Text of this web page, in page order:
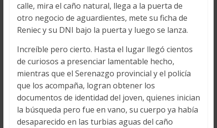
calle, mira el caño natural, llega a la puerta de
otro negocio de aguardientes, mete su ficha de
Reniec y su DNI bajo la puerta y luego se lanza.
Increíble pero cierto. Hasta el lugar llegó cientos
de curiosos a presenciar lamentable hecho,
mientras que el Serenazgo provincial y el policía
que los acompaña, logran obtener los
documentos de identidad del joven, quienes inician
la búsqueda pero fue en vano, su cuerpo ya había
desaparecido en las turbias aguas del caño